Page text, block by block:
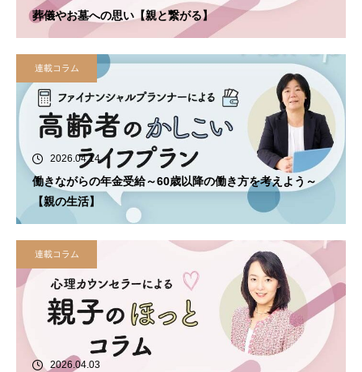
葬儀やお墓への思い【親と繋がる】
連載コラム
2026.04.14
働きながらの年金受給～60歳以降の働き方を考えよう～
【親の生活】
連載コラム
2026.04.03